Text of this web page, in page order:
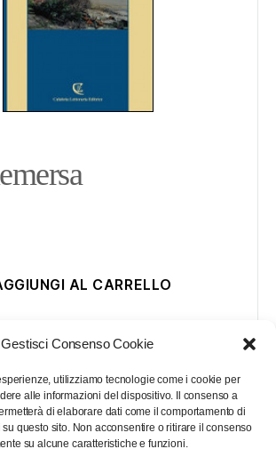
Gestisci Consenso Cookie
utilizziamo tecnologie come i cookie per
alle informazioni del dispositivo. Il consenso a
di elaborare dati come il comportamento di
questo sito. Non acconsentire o ritirare il consenso
su alcune caratteristiche e funzioni.
AL CARRELLO
Informazioni aggiuntive